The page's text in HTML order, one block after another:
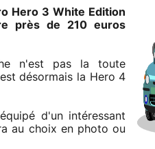
Hero 3 White Edition
près de 210 euros
n'est pas la toute
désormais la Hero 4
d'un intéressant
au choix en photo ou